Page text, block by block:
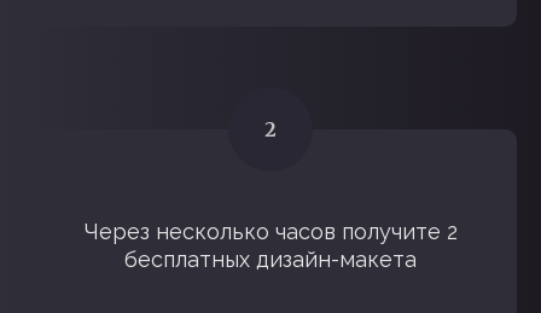
Через несколько часов получите 2
бесплатных дизайн-макета